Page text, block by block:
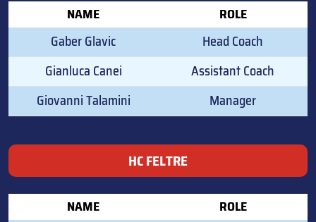
NAME ROLE
Gaber Glavic
Head Coach
Gianluca Canei
Assistant Coach
Giovanni Talamini
Manager
HC FELTRE
NAME ROLE